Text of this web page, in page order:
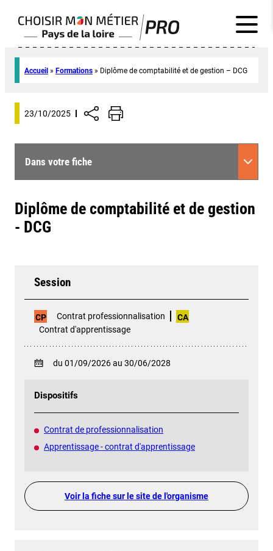
Accueil » Formations » Diplôme de comptabilité et de gestion – DCG
23/10/2025
Dans votre fiche
Diplôme de comptabilité et de gestion
- DCG
Session
CP Contrat professionnalisation
CA
Contrat d'apprentissage
du 01/09/2026 au 30/06/2028
Dispositifs
Contrat de professionnalisation
Apprentissage - contrat d'apprentissage
Voir la fiche sur le site de l'organisme